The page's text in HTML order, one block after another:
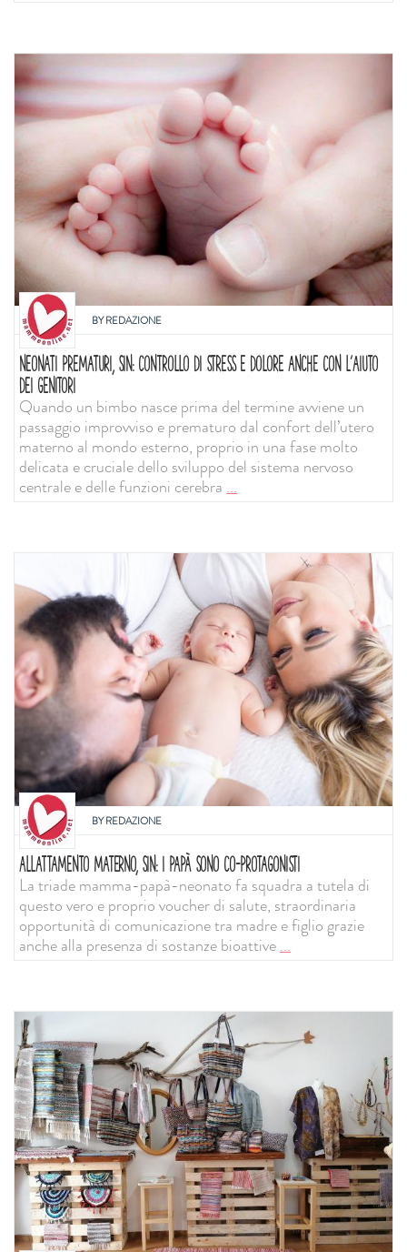
BYREDAZIONE
NEONATI PREMATURI, SIN: CONTROLLO DI STRESS E DOLORE ANCHE CON L'AIUTO
DEI GENITORI
Quando un bimbo nasce prima del termine avviene un
passaggio improvviso e prematuro dal confort dell’utero
materno al mondo esterno, proprio in una fase molto
delicata e cruciale dello sviluppo del sistema nervoso
centrale e delle funzioni cerebra...
BYREDAZIONE
ALLATTAMENTO MATERNO, SIN: I PAPÀ SONO CO-PROTAGONISTI
La triade mamma-papà-neonato fa squadra a tutela di
questo vero e proprio voucher di salute, straordinaria
opportunità di comunicazione tra madre e figlio grazie
anche alla presenza di sostanze bioattive...